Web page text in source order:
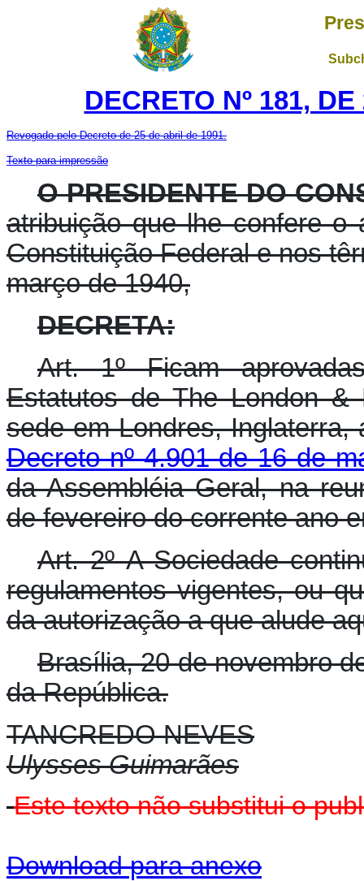
DECRETO Nº 181,
Revogado pelo Decreto de 25 de abril de 1991.
Texto para impressão
O PRESIDENTE DO
atribuição que lhe confere
Constituição Federal e nos
março de 1940,
DECRETA:
Art. 1º Ficam
Estatutos de The London &
sede em Londres,
Decreto nº 4.901 de 16 de
da Assembléia Geral, na
de fevereiro do corrente ano
Art. 2º A Sociedade
regulamentos vigentes, ou
da autorização a que alude
Brasília, 20 de novembro
da República.
TANCREDO NEVES
Ulysses Guimarães
Este texto não substitui o
Download para anexo